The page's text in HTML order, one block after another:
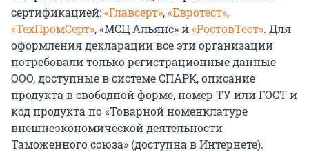
сертификацией:«Главсерт»,«Евротест»,
«ТехПромСерт», «МСЦ Альянс» и«РостовТест». Для
оформления декларации все эти организации
потребовали только регистрационные данные
ООО, доступные в системе СПАРК, описание
продукта в свободной форме, номер ТУ или ГОСТ и
код продукта по «Товарной номенклатуре
внешнеэкономической деятельности
Таможенного союза» (доступна в Интернете).